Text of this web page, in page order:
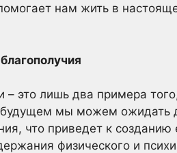
нам жить в
это лишь два примера
будущем мы можем ожидать
что приведет к
физического и